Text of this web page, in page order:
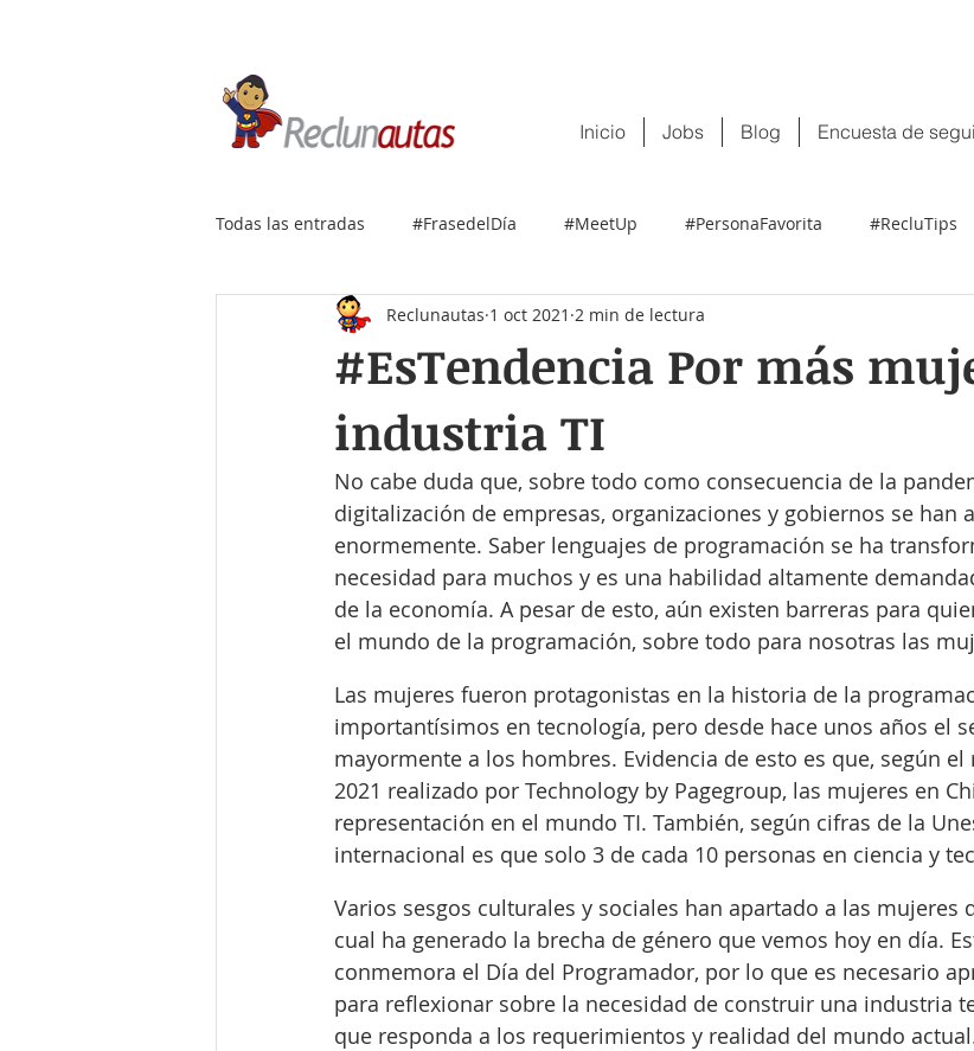
Inicio Jobs Blog Encuesta de
Todas las entradas #FrasedelDía #MeetUp #PersonaFavorita #RecluTips
#EsTendencia Por más
industria TI
Reclunautas 1 oct 2021 2 min de lectura
No cabe duda que, sobre todo como consecuencia de la
digitalización de empresas, organizaciones y gobiernos se han
enormemente. Saber lenguajes de programación se ha
necesidad para muchos y es una habilidad altamente
de la economía. A pesar de esto, aún existen barreras para
el mundo de la programación, sobre todo para nosotras las
Las mujeres fueron protagonistas en la historia de la
importantísimos en tecnología, pero desde hace unos años el
mayormente a los hombres. Evidencia de esto es que, según el
2021 realizado por Technology by Pagegroup, las mujeres en
representación en el mundo TI. También, según cifras de la
internacional es que solo 3 de cada 10 personas en ciencia y
Varios sesgos culturales y sociales han apartado a las mujeres
cual ha generado la brecha de género que vemos hoy en día.
conmemora el Día del Programador, por lo que es necesario
para reflexionar sobre la necesidad de construir una industria
que responda a los requerimientos y realidad del mundo